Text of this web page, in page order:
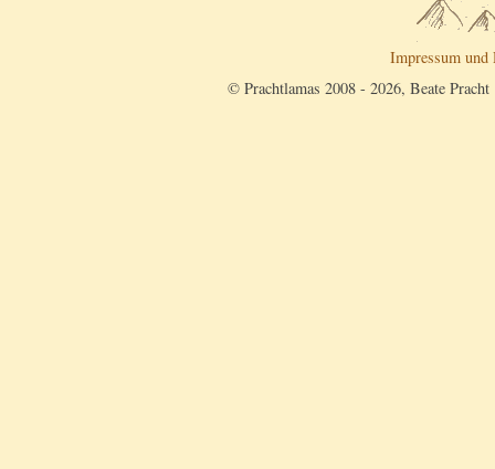
Impressum und
© Prachtlamas 2008 - 2026, Beate Pracht